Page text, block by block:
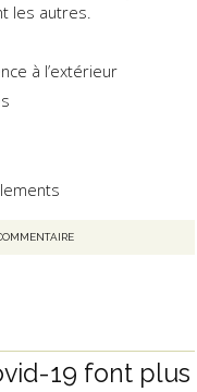
les autres.
à l’extérieur
19 font plus